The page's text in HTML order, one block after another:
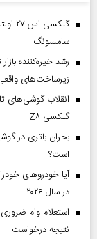
سامسونگ
زیرساخت‌های
انقلاب گوشی‌های
گلکسی Z۸
است؟
آیا خودروهای
در سال ۲۰۲۶
نتیجه درخواست